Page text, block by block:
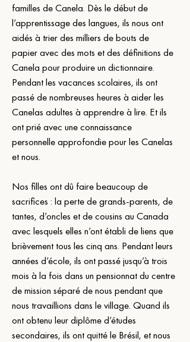
familles de Canela. Dès le début de
l’apprentissage des langues, ils nous ont
aidés à trier des milliers de bouts de
papier avec des mots et des définitions de
Canela pour produire un dictionnaire.
Pendant les vacances scolaires, ils ont
passé de nombreuses heures à aider les
Canelas adultes à apprendre à lire. Et ils
ont prié avec une connaissance
personnelle approfondie pour les Canelas
et nous.
Nos filles ont dû faire beaucoup de
sacrifices : la perte de grands-parents, de
tantes, d’oncles et de cousins au Canada
avec lesquels elles n’ont établi de liens que
brièvement tous les cinq ans. Pendant leurs
années d’école, ils ont passé jusqu’à trois
mois à la fois dans un pensionnat du centre
de mission séparé de nous pendant que
nous travaillions dans le village. Quand ils
ont obtenu leur diplôme d’études
secondaires, ils ont quitté le Brésil, et nous